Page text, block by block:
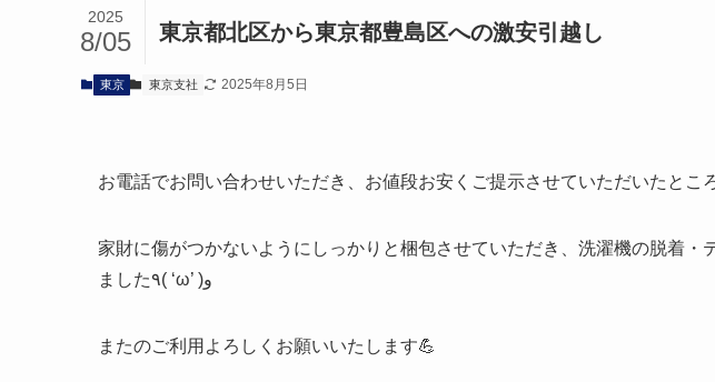
東京都北区から東京都豊島区への激安引越し
2025
8/05
東京 東京支社 2025年8月5日
お電話でお問い合わせいただき、お値段お安くご提示させていただいたとこ
家財に傷がつかないようにしっかりと梱包させていただき、洗濯機の脱着・
ました٩( ‘ω’ )و
またのご利用よろしくお願いいたします💪